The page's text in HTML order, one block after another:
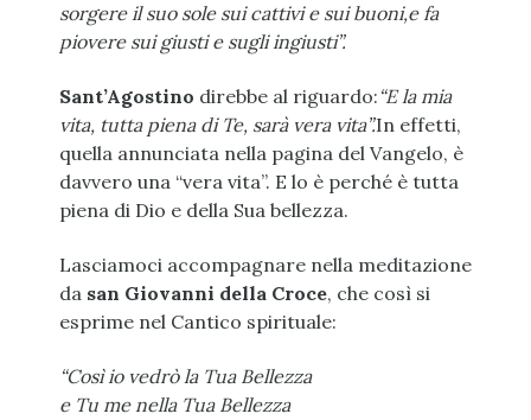
sorgere il suo sole sui cattivi e sui buoni,e fa
piovere sui giusti e sugli ingiusti”.
Sant’Agostino direbbe al riguardo: “E la mia
vita, tutta piena di Te, sarà vera vita”.In effetti,
quella annunciata nella pagina del Vangelo, è
davvero una “vera vita”. E lo è perché è tutta
piena di Dio e della Sua bellezza.
Lasciamoci accompagnare nella meditazione
da san Giovanni della Croce, che così si
esprime nel Cantico spirituale:
“Così io vedrò la Tua Bellezza
e Tu me nella Tua Bellezza